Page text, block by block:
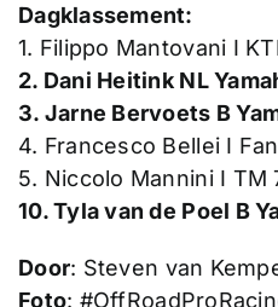
Dagklassement:
1. Filippo Mantovani I
2. Dani Heitink NL
3. Jarne Bervoets B
4. Francesco Bellei I
5. Niccolo Mannini I TM
10. Tyla van de Poel B
Door: Steven van
Foto: